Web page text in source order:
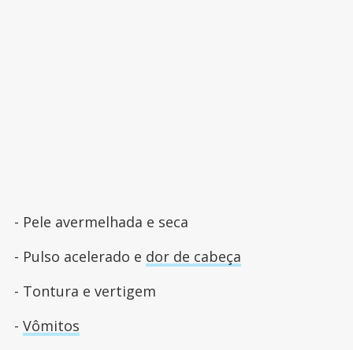
- Pele avermelhada e seca
- Pulso acelerado e dor de cabeça
- Tontura e vertigem
- Vômitos